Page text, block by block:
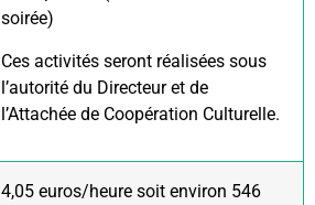
soirée)
Ces activités seront réalisées sous
l’autorité du Directeur et de
l’Attachée de Coopération Culturelle.
4,05 euros/heure soit environ 546